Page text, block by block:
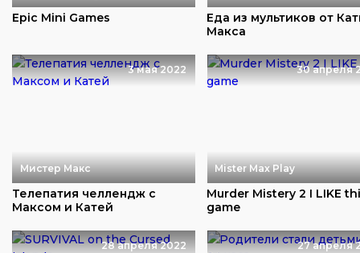
Epic Mini Games
Еда из мультиков от
Макса
3 мая 2022
Мистер Макс
Телепатия челлендж с
Максом и Катей
30 апреля
Mister Max Play
Murder Mistery 2 I LIKE
game
28 апреля 2022 27 апреля